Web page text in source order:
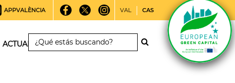
APPVALÈNCIA VAL CAS
ACTUALIDAD